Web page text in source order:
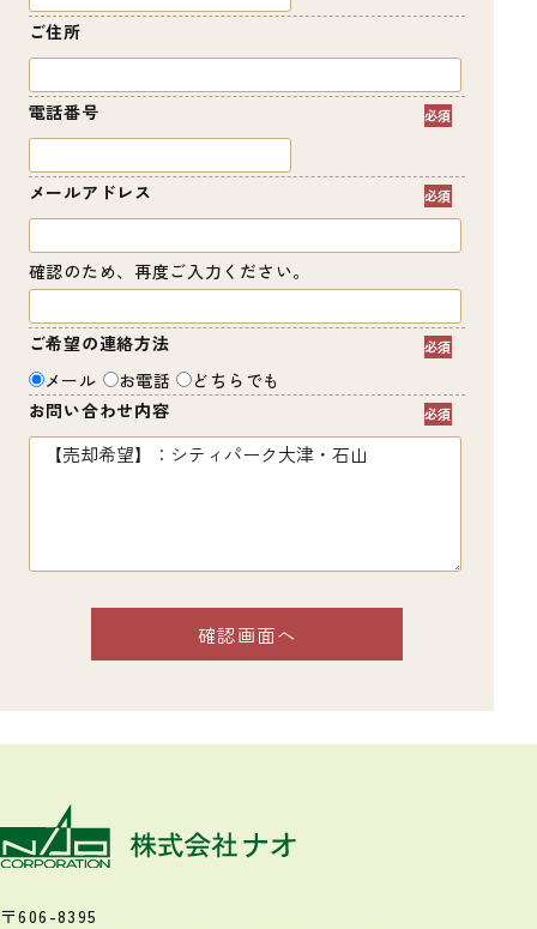
ご住所
電話番号
メールアドレス
確認のため、再度ご入力ください。
ご希望の連絡方法
メール
お電話
どちらでも
お問い合わせ内容
〒606-8395